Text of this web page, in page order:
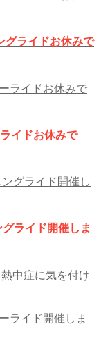
グライドお休みで
イドお休みで
ライド開催しま
中症に気を付け